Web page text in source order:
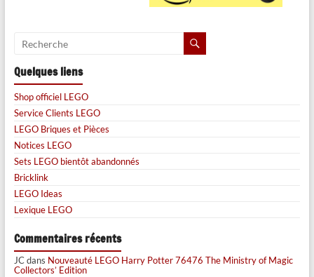
Quelques liens
Shop officiel LEGO
Service Clients LEGO
LEGO Briques et Pièces
Notices LEGO
Sets LEGO bientôt abandonnés
Bricklink
LEGO Ideas
Lexique LEGO
Commentaires récents
JCdans Nouveauté LEGO Harry Potter 76476 The Ministry of Magic
Collectors’ Edition